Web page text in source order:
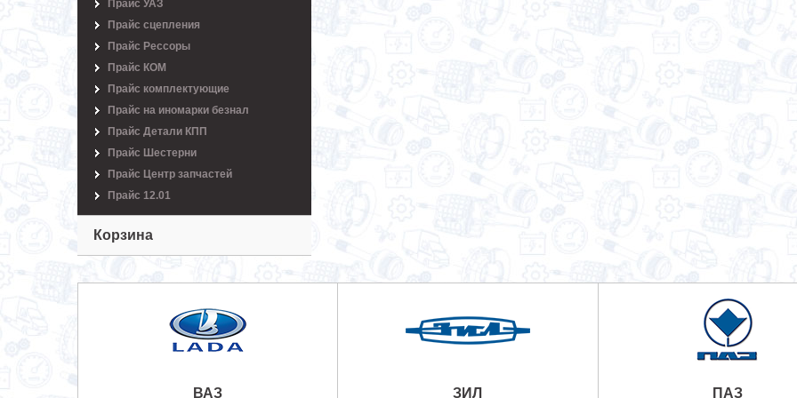
Прайс УАЗ
Прайс сцепления
Прайс Рессоры
Прайс КОМ
Прайс комплектующие
Прайс на иномарки безнал
Прайс Детали КПП
Прайс Шестерни
Прайс Центр запчастей
Прайс 12.01
Корзина
ВАЗ ЗИЛ ПАЗ